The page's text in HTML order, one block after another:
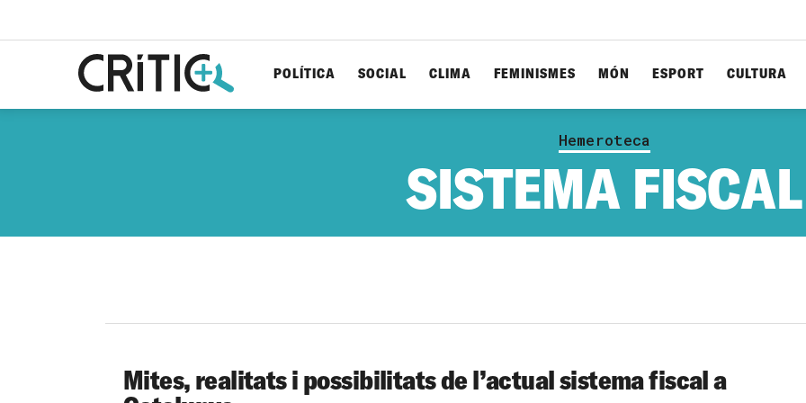
POLÍTICA SOCIAL CLIMA FEMINISMES MÓN ESPORT CULTURA
Hemeroteca
SISTEMA FISCAL
Mites, realitats i possibilitats de l’actual sistema fiscal a